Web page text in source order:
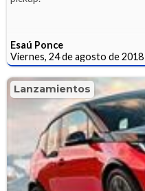
Esaú Ponce
Viernes, 24 de agosto de 2018
Lanzamientos